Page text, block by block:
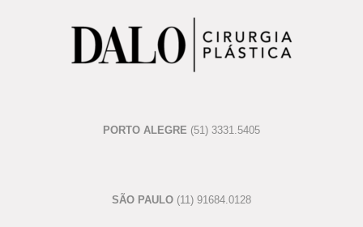
PORTO ALEGRE (51) 3331.5405
SÃO PAULO (11) 91684.0128